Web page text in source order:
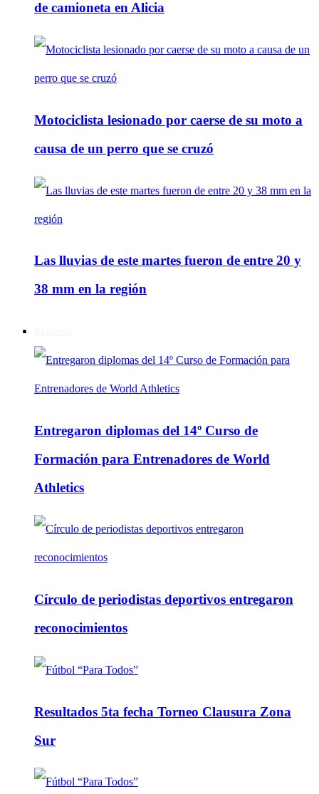
de camioneta en Alicia
Motociclista lesionado por caerse de su moto a
causa de un perro que se cruzó
Las lluvias de este martes fueron de entre 20 y
38 mm en la región
Entregaron diplomas del 14º Curso de
Formación para Entrenadores de World
Athletics
Círculo de periodistas deportivos entregaron
reconocimientos
Resultados 5ta fecha Torneo Clausura Zona
Sur